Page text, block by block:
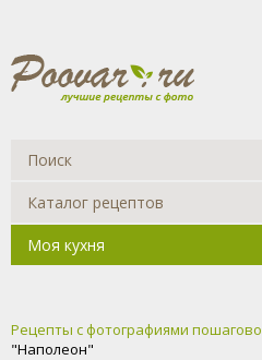
Каталог рецептов
Моя кухня
Рецепты с фотографиями пошагово
"Наполеон"